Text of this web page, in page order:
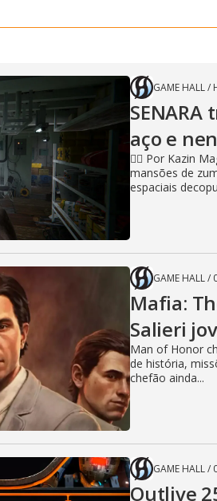
GAME HALL/
aço e
🧙‍♂️ Por Kazin
mansões de
espaciais
GAME HALL/
Mafia:
Salieri
Man of Honor
de história,
chefão ainda...
GAME HALL/
Outlive